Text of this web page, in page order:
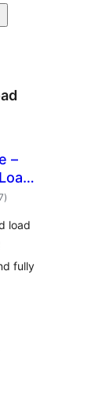
–
valoraciones
en
)
load
fully